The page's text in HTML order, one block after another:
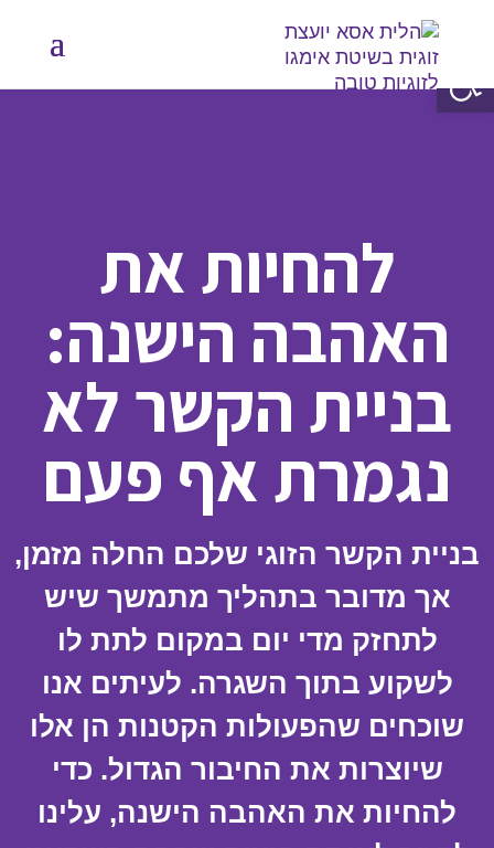
להחיות את
האהבה הישנה:
בניית הקשר לא
נגמרת אף פעם
בניית הקשר הזוגי שלכם החלה מזמן,
אך מדובר בתהליך מתמשך שיש
לתחזק מדי יום במקום לתת לו
לשקוע בתוך השגרה. לעיתים אנו
שוכחים שהפעולות הקטנות הן אלו
שיוצרות את החיבור הגדול. כדי
להחיות את האהבה הישנה, עלינו
פתח סרגל נגישות